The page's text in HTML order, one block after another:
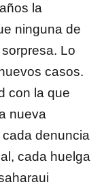
la
ninguna de
Lo
casos.
con la que
nueva
denuncia
cada huelga